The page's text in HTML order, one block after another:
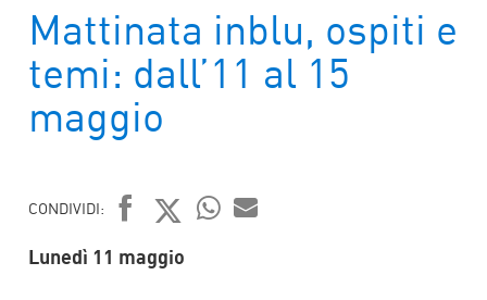
Mattinata inblu, ospiti e
temi: dall’11 al 15
maggio
CONDIVIDI:
FACEBOOK
TWITTER
Lunedì 11 maggio